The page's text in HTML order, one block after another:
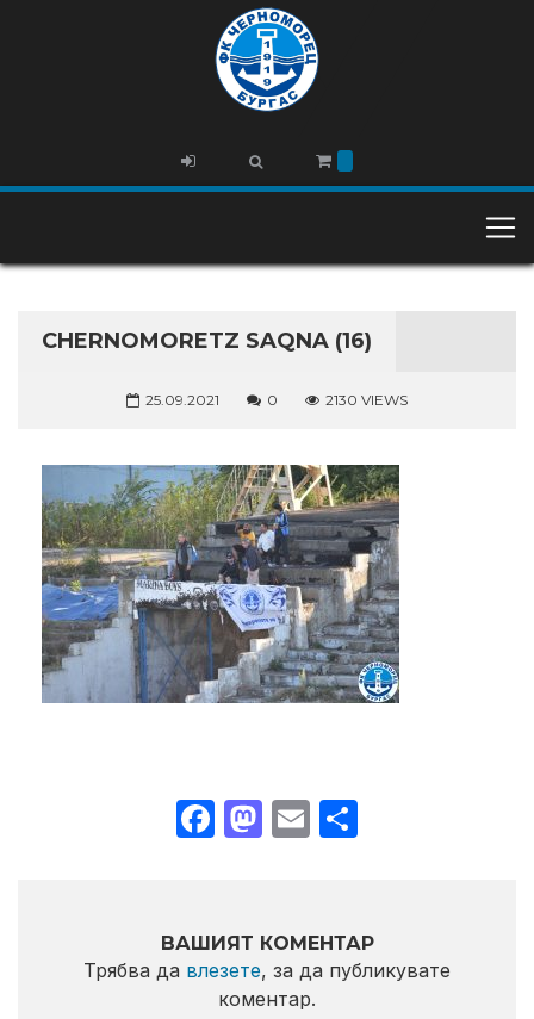
CHERNOMORETZ SAQNA (16)
25.09.2021 0 2130 VIEWS
Facebook
Mastodon
Email
ВАШИЯТ КОМЕНТАР
Трябва да влезете, за да публикувате
коментар.